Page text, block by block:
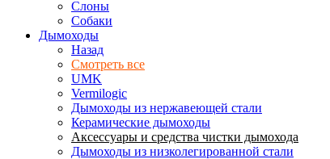
Слоны
Собаки
Дымоходы
Назад
Смотреть все
UMK
Vermilogic
Дымоходы из нержавеющей стали
Керамические дымоходы
Аксессуары и средства чистки дымохода
Дымоходы из низколегированной стали